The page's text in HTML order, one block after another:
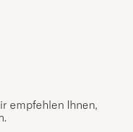
empfehlen Ihnen,